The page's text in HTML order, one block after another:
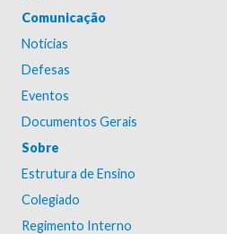
Comunicação
Notícias
Defesas
Eventos
Documentos Gerais
Sobre
Estrutura de Ensino
Colegiado
Regimento Interno